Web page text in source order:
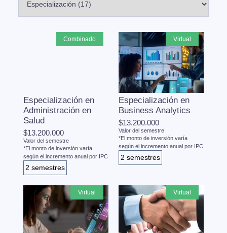
combinado
Especialización en
Administración en
Salud
$13.200.000
Valor del semestre
*El monto de inversión varía
según el incremento anual por IPC
2 semestres
virtual
Especialización en
Business Analytics
$13.200.000
Valor del semestre
*El monto de inversión varía
según el incremento anual por IPC
2 semestres
virtual virtual